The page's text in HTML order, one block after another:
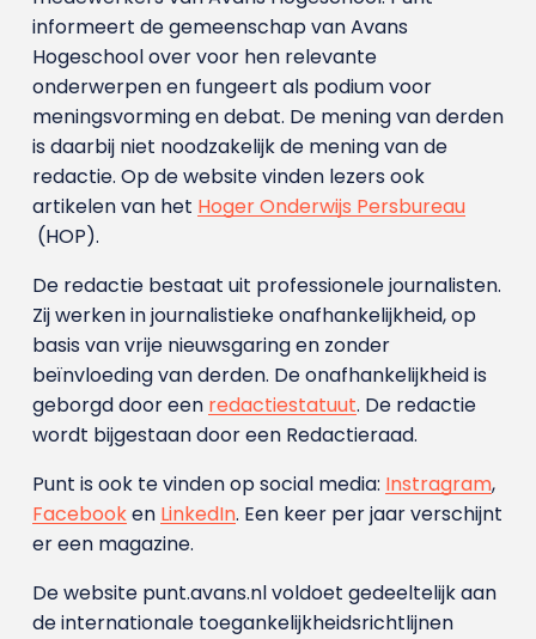
informeert de gemeenschap van Avans
Hogeschool over voor hen relevante
onderwerpen en fungeert als podium voor
meningsvorming en debat. De mening van derden
is daarbij niet noodzakelijk de mening van de
redactie. Op de website vinden lezers ook
artikelen van het Hoger Onderwijs Persbureau
(HOP).
De redactie bestaat uit professionele journalisten.
Zij werken in journalistieke onafhankelijkheid, op
basis van vrije nieuwsgaring en zonder
beïnvloeding van derden. De onafhankelijkheid is
geborgd door een redactiestatuut. De redactie
wordt bijgestaan door een Redactieraad.
Punt is ook te vinden op social media: Instragram,
Facebooken LinkedIn. Een keer per jaar verschijnt
er een magazine.
De website punt.avans.nl voldoet gedeeltelijk aan
de internationale toegankelijkheidsrichtlijnen